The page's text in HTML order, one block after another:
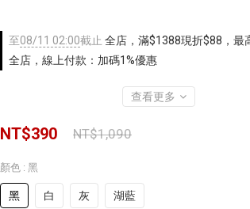
至08/11 02:00截止 全店，滿$1388現折$88，最
全店，線上付款：加碼1%優惠
查看更多
NT$390 NT$1,090
顏色 : 黑
黑 白 灰 湖藍